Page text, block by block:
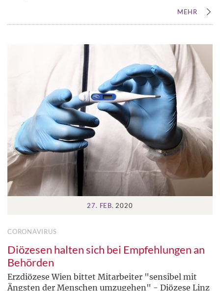
MEHR
27. FEB. 2020
CORONAVIRUS
Diözesen halten sich bei Empfehlungen an
Behörden
Erzdiözese Wien bittet Mitarbeiter "sensibel mit
Ängsten der Menschen umzugehen" - Diözese Linz